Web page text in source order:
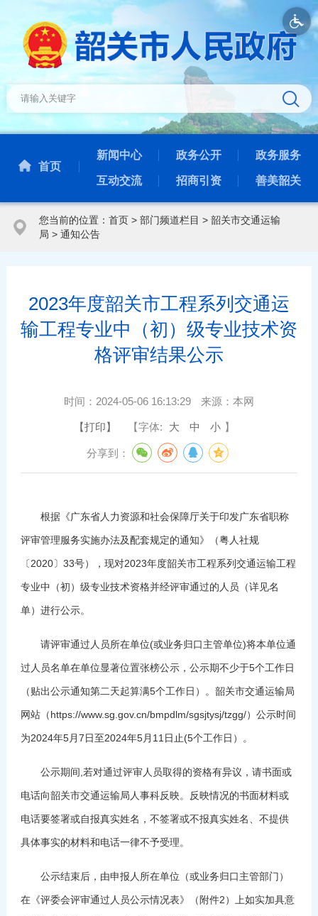
首页
新闻中心 政务公开 政务服务
互动交流 招商引资 善美韶关
您当前的位置： 首页> 部门频道栏目 > 韶关市交通运输
局 > 通知公告
2023年度韶关市工程系列交通运
输工程专业中（初）级专业技术资
格评审结果公示
时间： 2024-05-06 16:13:29 来源： 本网
【打印】 【字体: 大 中 小 】
分享到：
根据《广东省人力资源和社会保障厅关于印发广东省职称
评审管理服务实施办法及配套规定的通知》（粤人社规
〔2020〕33号），现对2023年度韶关市工程系列交通运输工程
专业中（初）级专业技术资格并经评审通过的人员（详见名
单）进行公示。
请评审通过人员所在单位(或业务归口主管单位)将本单位通
过人员名单在单位显著位置张榜公示，公示期不少于5个工作日
（贴出公示通知第二天起算满5个工作日）。韶关市交通运输局
网站（https://www.sg.gov.cn/bmpdlm/sgsjtysj/tzgg/）公示时间
为2024年5月7日至2024年5月11日止(5个工作日）。
公示期间,若对通过评审人员取得的资格有异议，请书面或
电话向韶关市交通运输局人事科反映。反映情况的书面材料或
电话要签署或自报真实姓名，不签署或不报真实姓名、不提供
具体事实的材料和电话一律不予受理。
公示结束后，由申报人所在单位（或业务归口主管部门）
在《评委会评审通过人员公示情况表》（附件2）上如实加具意